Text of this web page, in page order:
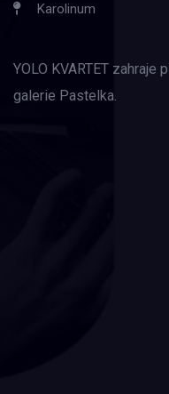
Karolinum
YOLO KVARTET
galerie Pastelka.